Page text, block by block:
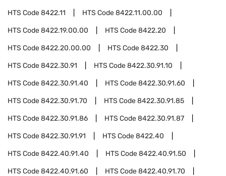
HTS Code8422.11 HTS Code8422.11.00.00
HTS Code8422.19.00.00 HTS Code8422.20
HTS Code8422.20.00.00 HTS Code8422.30
HTS Code8422.30.91 HTS Code8422.30.91.10
HTS Code8422.30.91.40 HTS Code8422.30.91.60
HTS Code8422.30.91.70 HTS Code8422.30.91.85
HTS Code8422.30.91.86 HTS Code8422.30.91.87
HTS Code8422.30.91.91 HTS Code8422.40
HTS Code8422.40.91.40 HTS Code8422.40.91.50
HTS Code8422.40.91.60 HTS Code8422.40.91.70